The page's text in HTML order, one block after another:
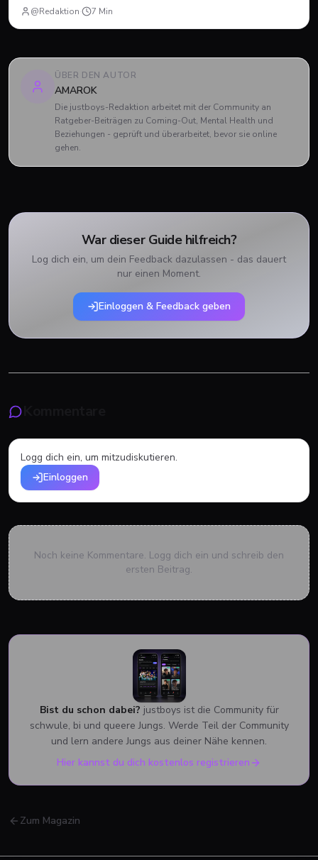
@Redaktion· 7 Min
ÜBER DEN AUTOR
AMAROK
Die justboys-Redaktion arbeitet mit der Community an
Ratgeber-Beiträgen zu Coming-Out, Mental Health und
Beziehungen - geprüft und überarbeitet, bevor sie online
gehen.
War dieser Guide hilfreich?
Log dich ein, um dein Feedback dazulassen - das dauert
nur einen Moment.
Einloggen & Feedback geben
Logg dich ein, um mitzudiskutieren.
Einloggen
Noch keine Kommentare. Logg dich ein und schreib den
ersten Beitrag.
Bist du schon dabei? justboys ist die Community für
schwule, bi und queere Jungs. Werde Teil der Community
und lern andere Jungs aus deiner Nähe kennen.
Hier kannst du dich kostenlos registrieren
Zum Magazin